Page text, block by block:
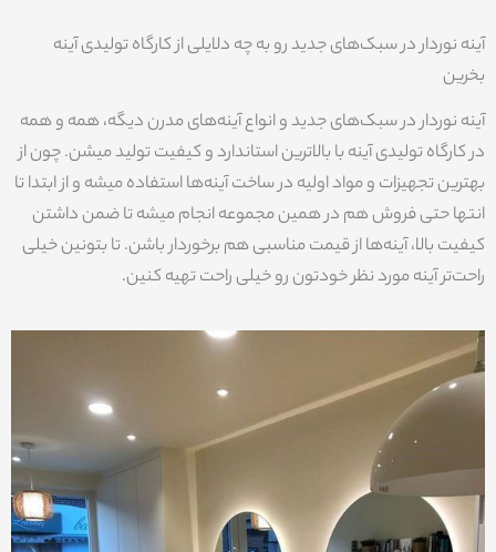
آینه نوردار در سبک‌های جدید رو به چه دلایلی از کارگاه تولیدی آینه
بخرین
آینه نوردار در سبک‌های جدید و انواع آینه‌های مدرن دیگه، همه و همه
در کارگاه تولیدی آینه با بالاترین استاندارد و کیفیت تولید میشن. چون از
بهترین تجهیزات و مواد اولیه در ساخت آینه‌ها استفاده میشه و از ابتدا تا
انتها حتی فروش هم در همین مجموعه انجام میشه تا ضمن داشتن
کیفیت بالا، آینه‌ها از قیمت مناسبی هم برخوردار باشن. تا بتونین خیلی
راحت‌تر آینه مورد نظر خودتون رو خیلی راحت تهیه کنین.